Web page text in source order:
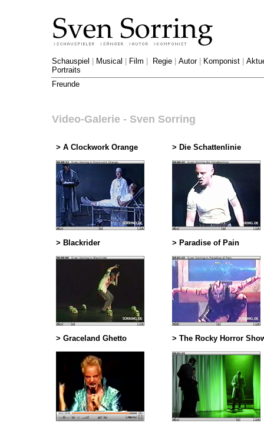
Schauspiel Musical Film Regie Autor| Komponist
Portraits
Freunde
Video-Galerie - Sven Sorring
> A Clockwork Orange > Die Schattenlinie
> Blackrider > Paradise of Pain
> Graceland Ghetto > The Rocky Horror